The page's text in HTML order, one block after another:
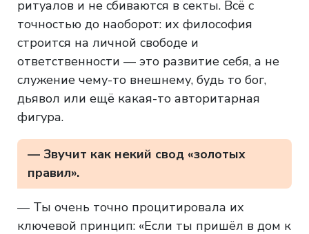
ритуалов и не сбиваются в секты. Всё с
точностью до наоборот: их философия
строится на личной свободе и
ответственности — это развитие себя, а не
служение чему-то внешнему, будь то бог,
дьявол или ещё какая-то авторитарная
фигура.
— Звучит как некий свод «золотых
правил».
— Ты очень точно процитировала их
ключевой принцип: «Если ты пришёл в дом к